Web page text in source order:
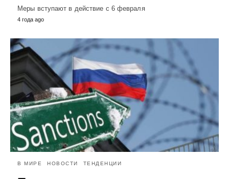
Меры вступают в действие с 6 февраля
4 года ago
В МИРЕ НОВОСТИ ТЕНДЕНЦИИ